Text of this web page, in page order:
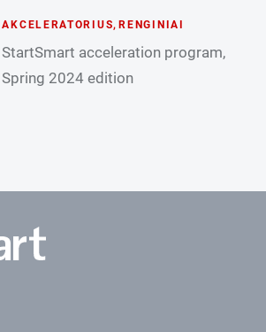
AKCELERATORIUS, RENGINIAI
StartSmart acceleration program,
Spring 2024 edition